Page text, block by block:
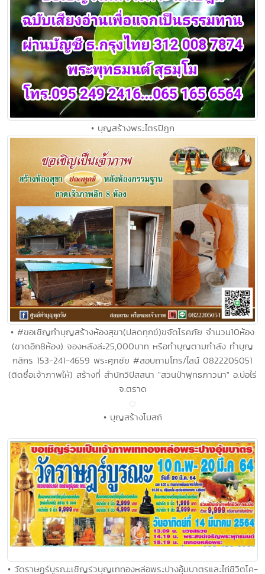
• บุญสร้างพระไตรปิฎก
• #ขอเชิญทำบุญสร้างห้องสุขา(ปลดทุกข์)ขจัดโรคภัย จำนวน10ห้อง
(ขาดอีก8ห้อง) จองหลังล่ะ25,000บาท หรือทำบุญตามกำลัง ทำบุญ
กสิกร 153-241-4659 พระศุภชัย #สอบถามโทร/ไลน์ 0822205051
(ติดชื่อเจ้าภาพให้) สร้างที่ สำนักวิปัสสนา "สวนป่าพุทธภาวนา" อ.บ่อไร่
จ.ตราด
• บุญสร้างโบสถ์
• วัดราษฏร์บูรณะเชิญร่วบุญเททองหล่อพระปางอุ้มบาตรและไถ่ชีวิตโค-